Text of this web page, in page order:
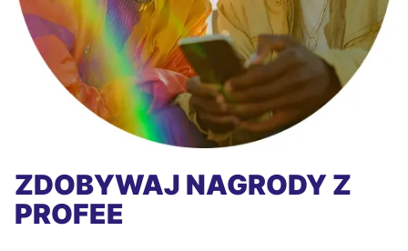
ZDOBYWAJ NAGRODY Z
PROFEE